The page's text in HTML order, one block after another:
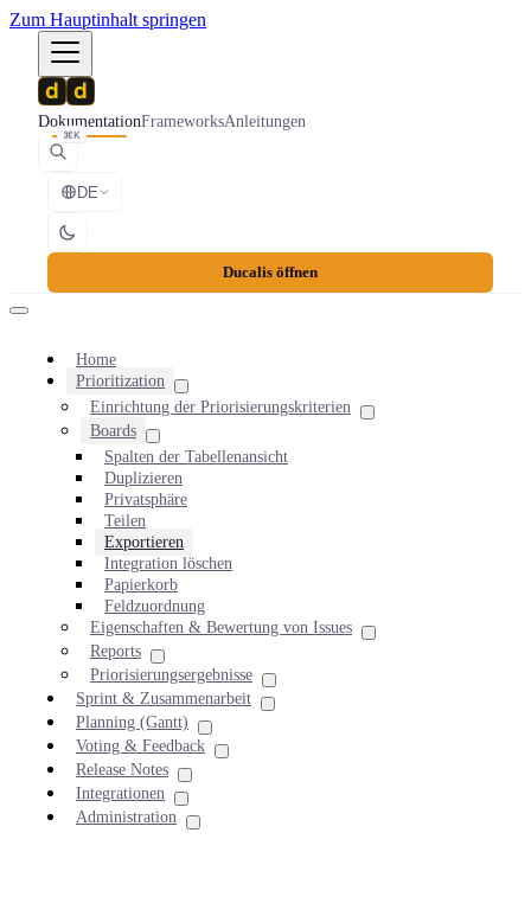
Zum Hauptinhalt springen
DokumentationFrameworksAnleitungen
⌘K
DE
Ducalis öffnen
Home
Prioritization
Einrichtung der Priorisierungskriterien
Boards
Spalten der Tabellenansicht
Duplizieren
Privatsphäre
Teilen
Exportieren
Integration löschen
Papierkorb
Feldzuordnung
Eigenschaften & Bewertung von Issues
Reports
Priorisierungsergebnisse
Sprint & Zusammenarbeit
Planning (Gantt)
Voting & Feedback
Release Notes
Integrationen
Administration